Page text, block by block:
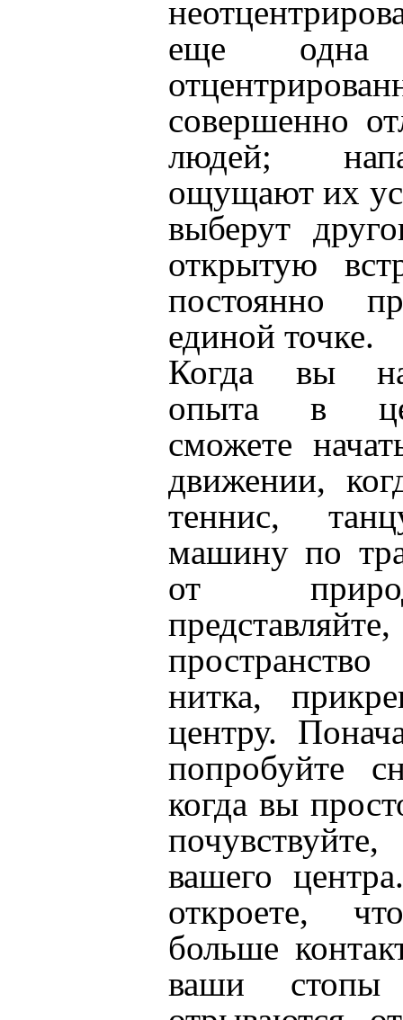
еще одна
совершенно
людей;
ощущают их
выберут
открытую
постоянно
единой точке.
Когда вы
опыта в
сможете
движении,
теннис,
машину по
от
нитка,
центру.
попробуйте
когда вы
вашего
откроете,
больше
ваши